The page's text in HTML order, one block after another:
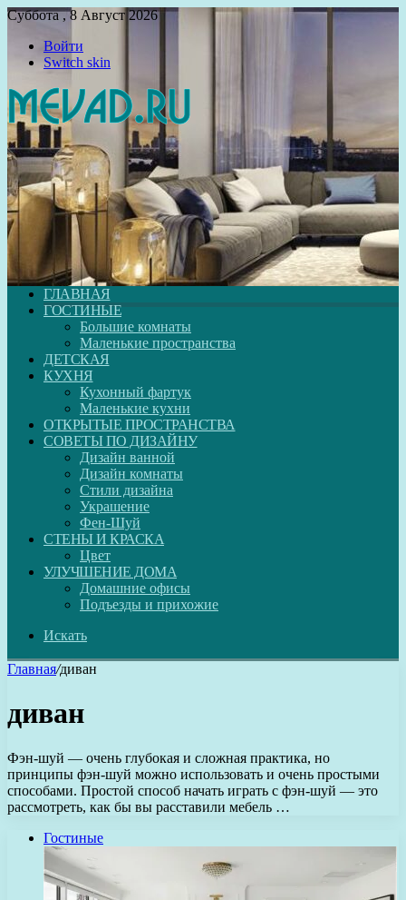
Суббота , 8 Август 2026
Войти
Switch skin
ГЛАВНАЯ
ГОСТИНЫЕ
Большие комнаты
Маленькие пространства
ДЕТСКАЯ
КУХНЯ
Кухонный фартук
Маленькие кухни
ОТКРЫТЫЕ ПРОСТРАНСТВА
СОВЕТЫ ПО ДИЗАЙНУ
Дизайн ванной
Дизайн комнаты
Стили дизайна
Украшение
Фен-Шуй
СТЕНЫ И КРАСКА
Цвет
УЛУЧШЕНИЕ ДОМА
Домашние офисы
Подъезды и прихожие
Искать
Главная/диван
диван
Фэн-шуй — очень глубокая и сложная практика, но
принципы фэн-шуй можно использовать и очень простыми
способами. Простой способ начать играть с фэн-шуй — это
рассмотреть, как бы вы расставили мебель …
Гостиные